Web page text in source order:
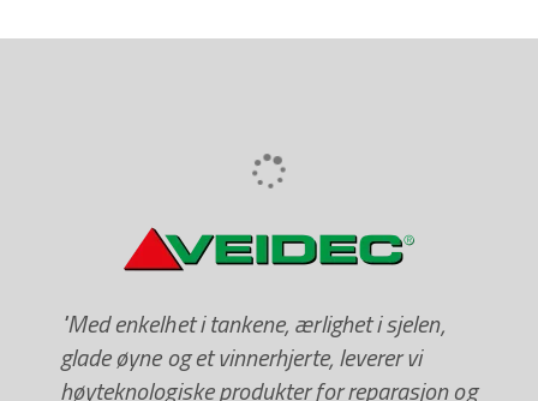
"Med enkelhet i tankene, ærlighet i sjelen,
glade øyne og et vinnerhjerte, leverer vi
høyteknologiske produkter for reparasjon og